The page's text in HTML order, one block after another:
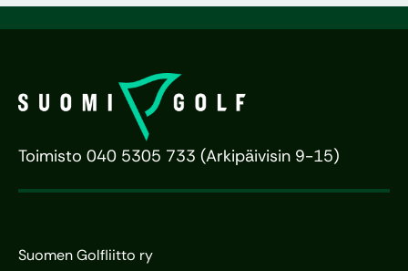
Toimisto 040 5305 733 (Arkipäivisin 9-15)
Suomen Golfliitto ry